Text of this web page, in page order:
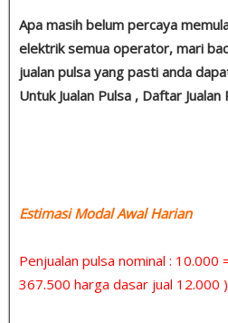
Apa masih belum percaya
elektrik semua operator, mari
jualan pulsa yang pasti anda
Untuk Jualan Pulsa , Daftar
Estimasi Modal Awal Harian
Penjualan pulsa nominal :
367.500 harga dasar jual 12.000 )